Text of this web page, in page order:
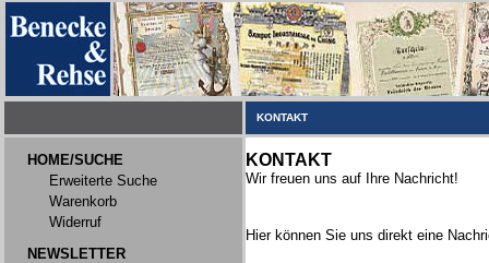
KONTAKT
HOME/SUCHE
Erweiterte Suche
Warenkorb
Widerruf
NEWSLETTER
KONTAKT
Wir freuen uns auf Ihre Nachricht!
Hier können Sie uns direkt eine